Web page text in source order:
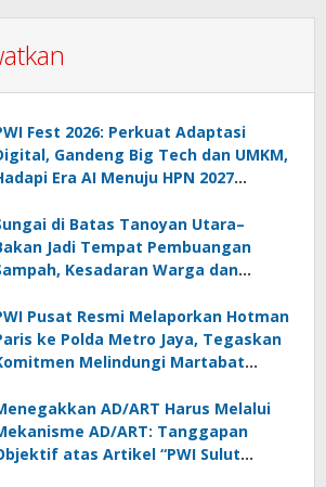
Fest 2026: Perkuat Adaptasi
Gandeng Big Tech dan UMKM,
Era AI Menuju HPN 2027
di Batas Tanoyan Utara–
Jadi Tempat Pembuangan
Kesadaran Warga dan
Pusat Resmi Melaporkan Hotman
ke Polda Metro Jaya, Tegaskan
Melindungi Martabat
AD/ART Harus Melalui
AD/ART: Tanggapan
atas Artikel “PWI Sulut